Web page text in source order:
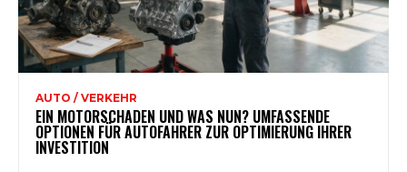
AUTO / VERKEHR
EIN MOTORSCHADEN UND WAS NUN? UMFASSENDE
OPTIONEN FÜR AUTOFAHRER ZUR OPTIMIERUNG IHRER
INVESTITION